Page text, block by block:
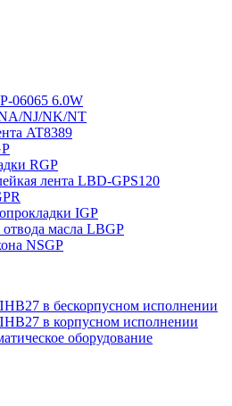
06065 6.0W
NJ/NK/NT
AT8389
RGP
лента LBD-GPS120
IGP
масла LBGP
NSGP
в бескорпусном исполнении
в корпусном исполнении
оборудование